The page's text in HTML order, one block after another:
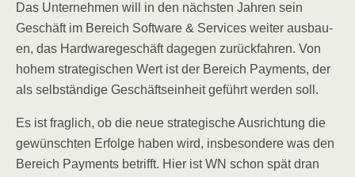
Das Unter­neh­men will in den nächs­ten Jah­ren sein
Geschäft im Bereich Soft­ware & Ser­vices wei­ter aus­bau­
en, das Hard­ware­ge­schäft dage­gen zurück­fah­ren. Von
hohem stra­te­gi­schen Wert ist der Bereich Pay­ments, der
als selb­stän­di­ge Geschäfts­ein­heit geführt wer­den soll.
Es ist frag­lich, ob die neue stra­te­gi­sche Aus­rich­tung die
gewünsch­ten Erfol­ge haben wird, ins­be­son­de­re was den
Bereich Pay­ments betrifft. Hier ist WN schon spät dran